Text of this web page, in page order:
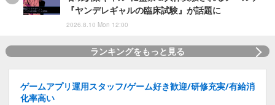
『ヤンデレギャルの臨床試験』が話題に
2026.8.10 Mon 12:00
ランキングをもっと見る
ゲームアプリ運用スタッフ/ゲーム好き歓迎/研修充実/有給消
化率高い